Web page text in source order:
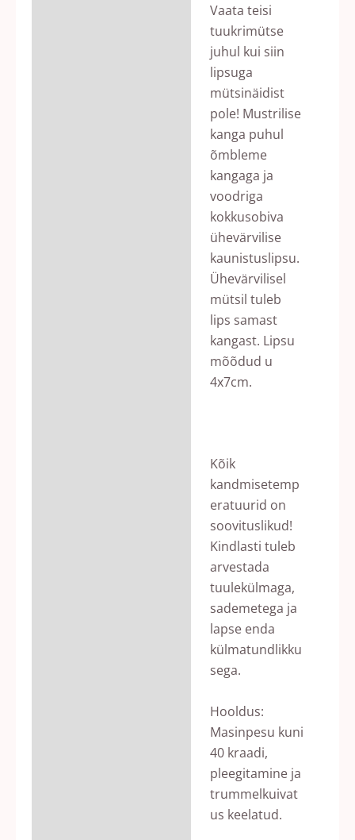
Vaata teisi
tuukrimütse
juhul kui siin
lipsuga
mütsinäidist
pole! Mustrilise
kanga puhul
õmbleme
kangaga ja
voodriga
kokkusobiva
ühevärvilise
kaunistuslipsu.
Ühevärvilisel
mütsil tuleb
lips samast
kangast. Lipsu
mõõdud u
4x7cm.
Kõik
kandmisetemp
eratuurid on
soovituslikud!
Kindlasti tuleb
arvestada
tuulekülmaga,
sademetega ja
lapse enda
külmatundlikku
sega.
Hooldus:
Masinpesu kuni
40 kraadi,
pleegitamine ja
trummelkuivat
us keelatud.